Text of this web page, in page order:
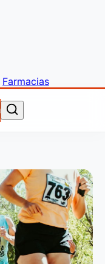
Farmacias